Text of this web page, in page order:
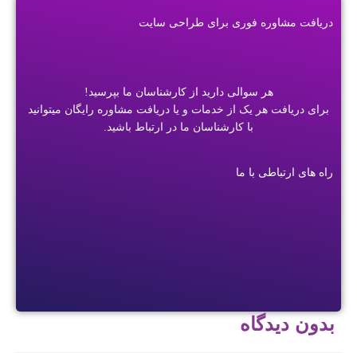
دریافت مشاوره فوری برای طراحی سایت
هر سوالی دارید از کارشناسان ما بپرسید!
برای دریافت هر یک از خدمات و یا دریافت مشاوره رایگان میتوانید
با کارشناسان ما در ارتباط باشید.
راه های ارتباطی با ما
بدون دیدگاه